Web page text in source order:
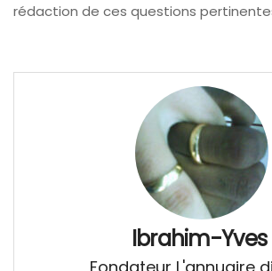
rédaction de ces questions
Ibrahim-Yves